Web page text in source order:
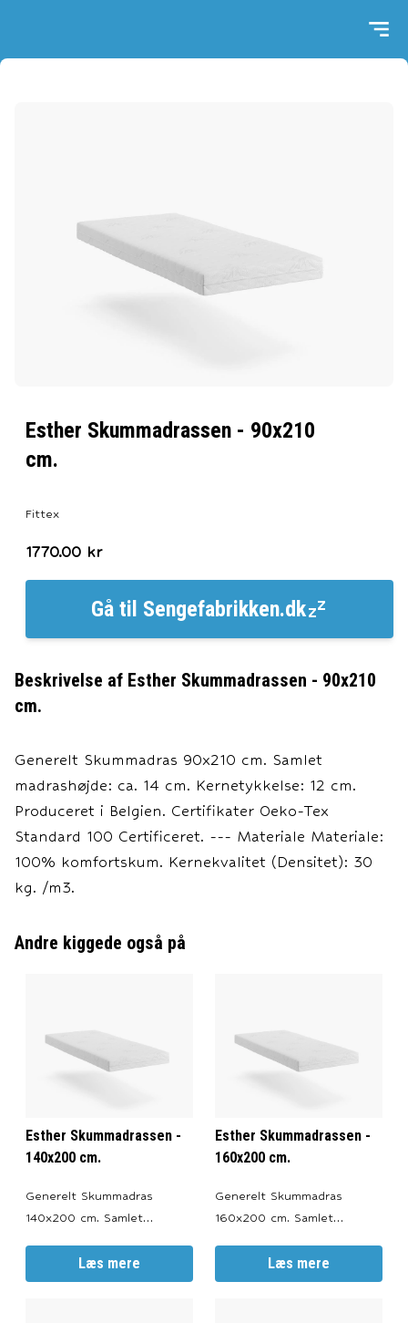
Esther Skummadrassen - 90x210
cm.
Fittex
1770.00 kr
Gå til Sengefabrikken.dk
Beskrivelse af Esther Skummadrassen - 90x210
cm.
Generelt Skummadras 90x210 cm. Samlet
madrashøjde: ca. 14 cm. Kernetykkelse: 12 cm.
Produceret i Belgien. Certifikater Oeko-Tex
Standard 100 Certificeret. --- Materiale Materiale:
100% komfortskum. Kernekvalitet (Densitet): 30
kg. /m3.
Andre kiggede også på
Esther Skummadrassen -
140x200 cm.
Generelt Skummadras
140x200 cm. Samlet
Kernetykkelse: 12 cm.
Produceret i Belgien.
Læs mere
Esther Skummadrassen -
160x200 cm.
Generelt Skummadras
160x200 cm. Samlet
Kernetykkelse: 12 cm.
Produceret i Belgien.
Læs mere